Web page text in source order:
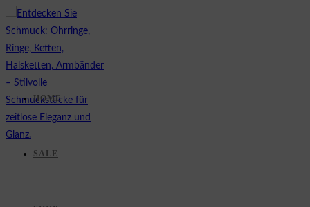
Zum
Inhalt
springen
HOME
SALE